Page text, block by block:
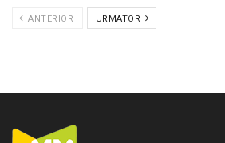
ANTERIOR URMATOR